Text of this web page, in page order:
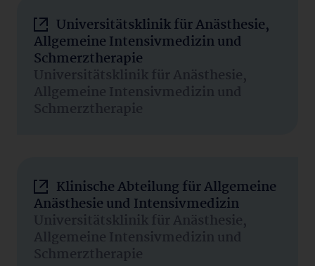
Universitätsklinik für Anästhesie,
Allgemeine Intensivmedizin und
Schmerztherapie
Universitätsklinik für Anästhesie,
Allgemeine Intensivmedizin und
Schmerztherapie
Klinische Abteilung für Allgemeine
Anästhesie und Intensivmedizin
Universitätsklinik für Anästhesie,
Allgemeine Intensivmedizin und
Schmerztherapie